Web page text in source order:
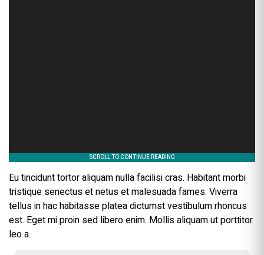
Eu tincidunt tortor aliquam nulla facilisi cras. Habitant morbi
tristique senectus et netus et malesuada fames. Viverra
tellus in hac habitasse platea dictumst vestibulum rhoncus
est. Eget mi proin sed libero enim. Mollis aliquam ut porttitor
leo a.